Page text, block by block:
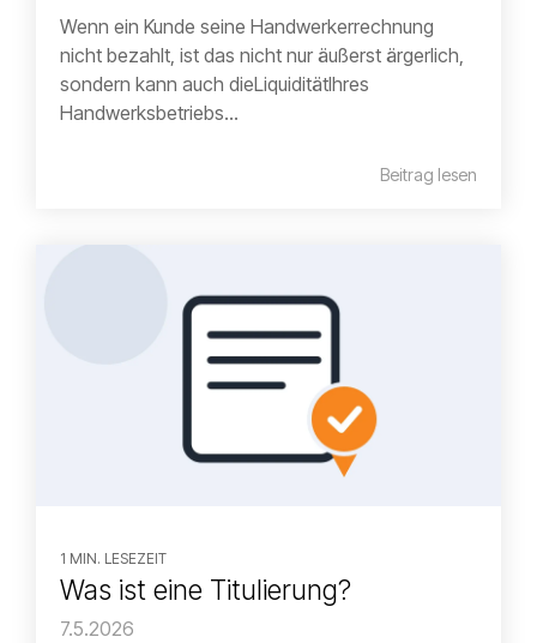
Wenn ein Kunde seine Handwerkerrechnung
nicht bezahlt, ist das nicht nur äußerst ärgerlich,
sondern kann auch dieLiquiditätIhres
Handwerksbetriebs...
Beitrag lesen
1 MIN. LESEZEIT
Was ist eine Titulierung?
7.5.2026